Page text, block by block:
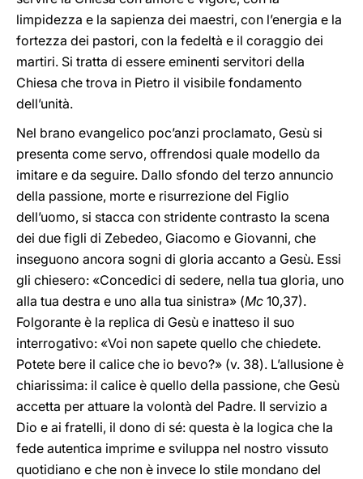
limpidezza e la sapienza dei maestri, con l’energia e la
fortezza dei pastori, con la fedeltà e il coraggio dei
martiri. Si tratta di essere eminenti servitori della
Chiesa che trova in Pietro il visibile fondamento
dell’unità.
Nel brano evangelico poc’anzi proclamato, Gesù si
presenta come servo, offrendosi quale modello da
imitare e da seguire. Dallo sfondo del terzo annuncio
della passione, morte e risurrezione del Figlio
dell’uomo, si stacca con stridente contrasto la scena
dei due figli di Zebedeo, Giacomo e Giovanni, che
inseguono ancora sogni di gloria accanto a Gesù. Essi
gli chiesero: «Concedici di sedere, nella tua gloria, uno
alla tua destra e uno alla tua sinistra» (Mc 10,37).
Folgorante è la replica di Gesù e inatteso il suo
interrogativo: «Voi non sapete quello che chiedete.
Potete bere il calice che io bevo?» (v. 38). L’allusione è
chiarissima: il calice è quello della passione, che Gesù
accetta per attuare la volontà del Padre. Il servizio a
Dio e ai fratelli, il dono di sé: questa è la logica che la
fede autentica imprime e sviluppa nel nostro vissuto
quotidiano e che non è invece lo stile mondano del